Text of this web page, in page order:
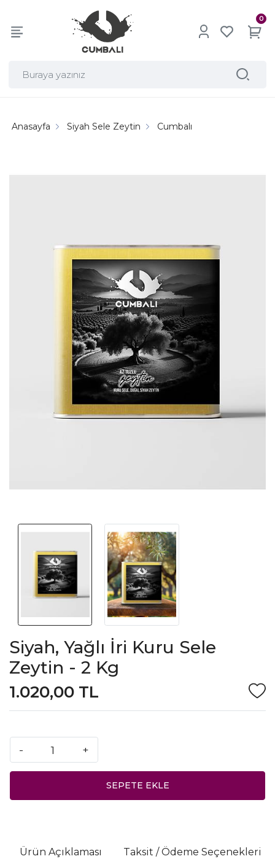
0
Anasayfa Siyah Sele Zeytin Cumbalı
Siyah, Yağlı İri Kuru Sele
Zeytin - 2 Kg
1.020,00 TL
- +
SEPETE EKLE
Ürün Açıklaması Taksit / Ödeme Seçenekleri